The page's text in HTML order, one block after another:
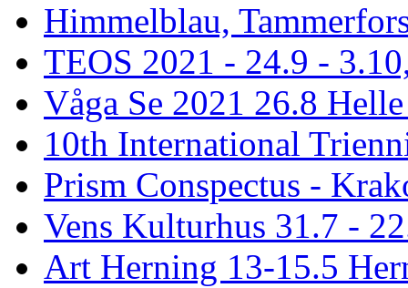
Himmelblau,
TEOS 2021 - 24.9 -
Våga Se 2021 26.8
10th International
Prism Conspectus -
Vens Kulturhus 31.7 -
Art Herning 13-15.5